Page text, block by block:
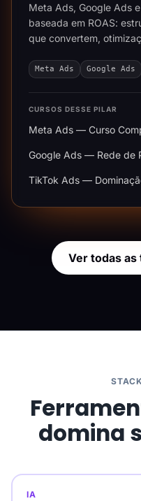
Meta Ads, Google Ads
baseada em ROAS:
que convertem,
Meta Ads Google Ads
CURSOS DESSE PILAR
Meta Ads — Curso
Google Ads — Rede de
TikTok Ads —
Ver todas as
domina
IA